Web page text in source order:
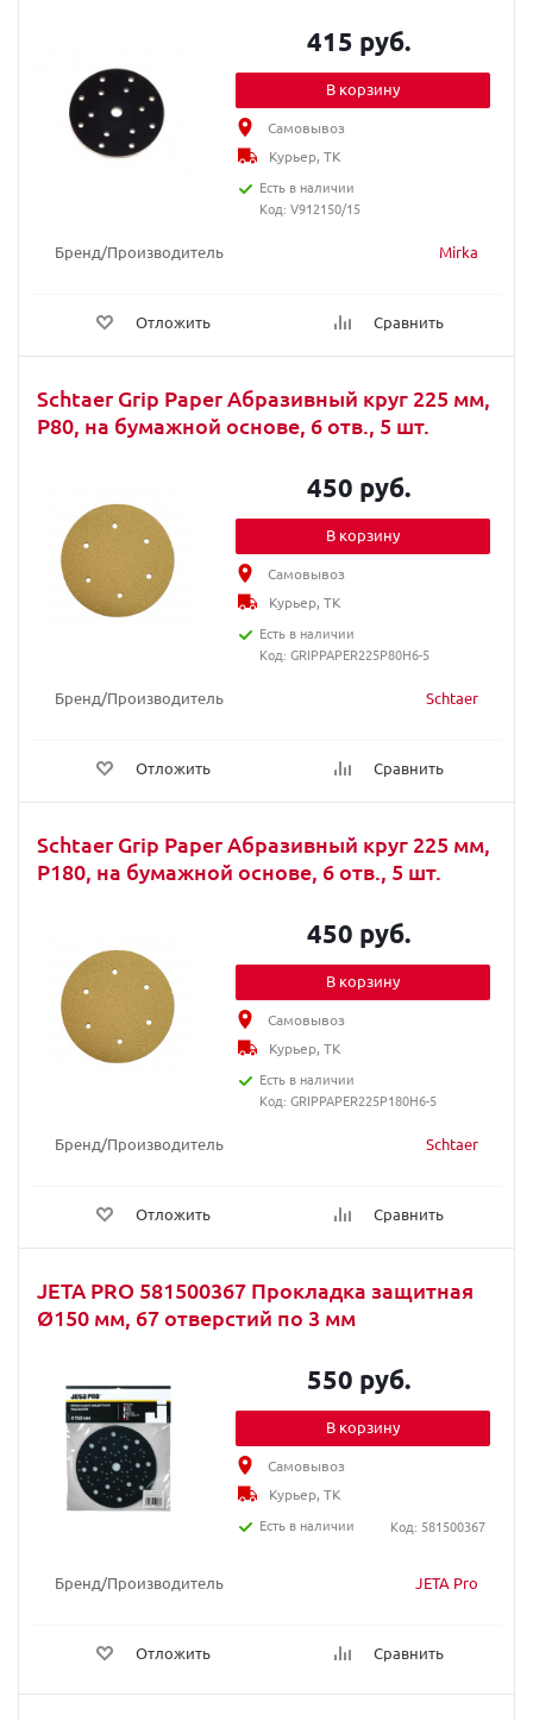
Бренд/Производитель Mirka
Отложить Сравнить
415 руб.
В корзину
Самовывоз
Курьер, ТК
Есть в наличии
Код: V912150/15
Schtaer Grip Paper Абразивный круг 225 мм,
Р80, на бумажной основе, 6 отв., 5 шт.
Бренд/Производитель Schtaer
Отложить Сравнить
450 руб.
В корзину
Самовывоз
Курьер, ТК
Есть в наличии
Код: GRIPPAPER225P80H6-5
Schtaer Grip Paper Абразивный круг 225 мм,
Р180, на бумажной основе, 6 отв., 5 шт.
Бренд/Производитель Schtaer
Отложить Сравнить
450 руб.
В корзину
Самовывоз
Курьер, ТК
Есть в наличии
Код: GRIPPAPER225P180H6-5
JETA PRO 581500367 Прокладка защитная
Ø150 мм, 67 отверстий по 3 мм
Бренд/Производитель JETA Pro
Отложить Сравнить
550 руб.
В корзину
Самовывоз
Курьер, ТК
Есть в наличии
Код: 581500367